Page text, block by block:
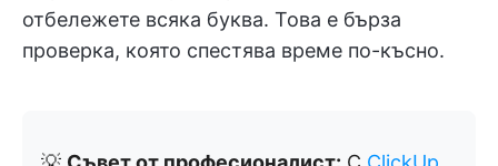
отбележете всяка буква. Това е бърза
проверка, която спестява време по-късно.